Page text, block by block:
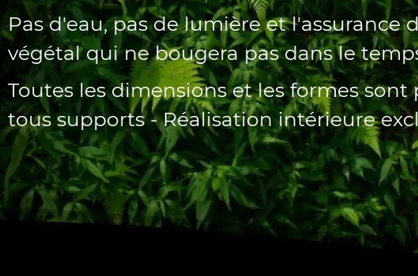
Pas d'eau, pas de lumière et l'assurance
végétal qui ne bougera pas dans le
Toutes les dimensions et les formes sont
tous supports - Réalisation intérieure